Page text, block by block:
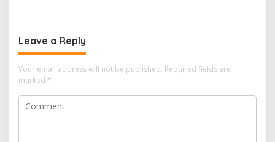
Leave a Reply
Your email address will not be published. Required fields are
marked *